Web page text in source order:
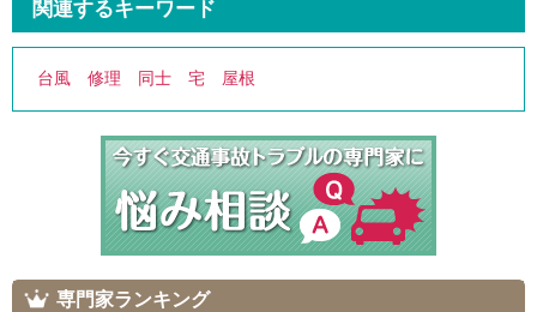
関連するキーワード
台風 修理 同士 宅 屋根
専門家ランキング